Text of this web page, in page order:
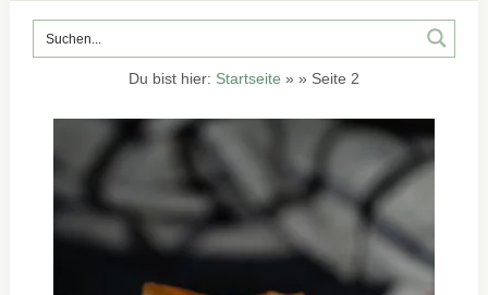
Du bist hier: Startseite » » Seite 2